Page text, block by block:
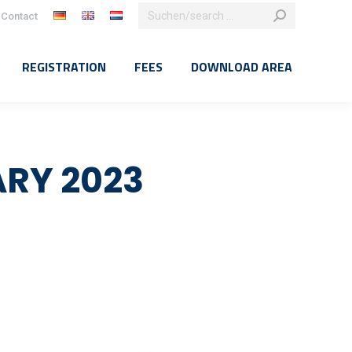
Contact
Search:
REGISTRATION FEES DOWNLOAD AREA
2023